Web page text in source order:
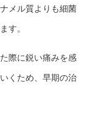
メル質よりも細菌
す。
際に鋭い痛みを感
くため、早期の治